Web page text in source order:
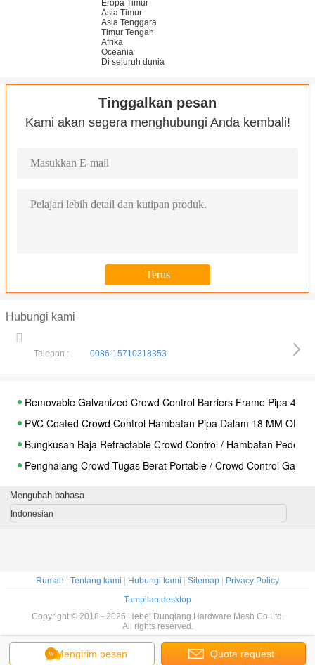
Eropa Timur
Asia Timur
Asia Tenggara
Timur Tengah
Afrika
Oceania
Di seluruh dunia
Tinggalkan pesan
Kami akan segera menghubungi Anda kembali!
Hubungi kami
Telepon : 0086-15710318353
Removable Galvanized Crowd Control Barriers Frame Pipa
Bungkusan Baja Retractable Crowd Control / Hambatan
Penghalang Crowd Tugas Berat Portable / Crowd Control Gates
Kendala Pengendalian Kerusakan Logam Tahan Lama Kanada
Kendala Kontrol Kerangka Luar Ruangan yang Dilipat Ringan
Black Music Stand Crowd Control Hambatan 1.1x1.1 Meter
Panel Pagar Sapi Portable Round OD 38MM 1.8X2.2 Meter
Panel Pagar Peternakan Ternak Kuda, Panel Pagar Ternak
Panel Cattle Yard Selandia Baru 6 Rails Kemampuan Anti
Panel Panen Sapi Tugas Berat Dan Gerbang Uap 80G Tube
PVC Coated Horse Corral Panels / Panel Kuda Kuda Kokoh Dan
Mengirim pesan Quote request
Mengubah bahasa
Indonesian
Rumah Tentang kami Hubungi kami Sitemap
Privacy Policy
Tampilan desktop
Copyright © 2018 - 2026 Hebei Dunqiang Hardware Mesh Co Ltd.
All rights reserved.